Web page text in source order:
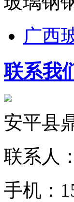
广西
联系我
安平县
联系人
手机：